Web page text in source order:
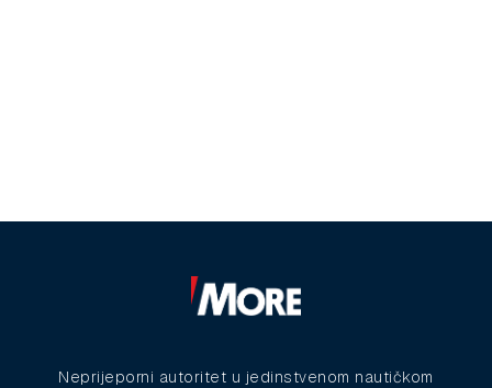
Neprijeporni autoritet u jedinstvenom nautičkom